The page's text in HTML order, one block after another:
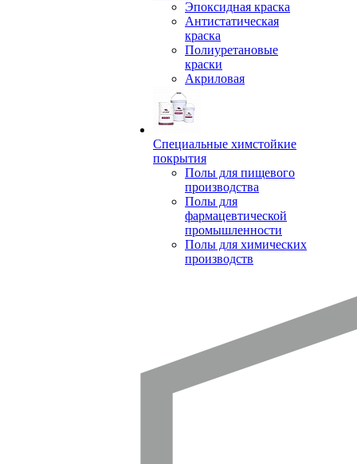
Эпоксидная краска
Антистатическая
краска
Полиуретановые
краски
Акриловая
Специальные химстойкие
покрытия
Полы для пищевого
производства
Полы для
фармацевтической
промышленности
Полы для химических
производств